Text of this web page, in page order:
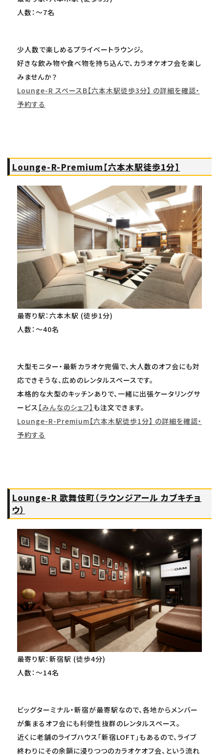
人数：～7名
少人数で楽しめるプライベートラウンジ。
好きな飲み物や食べ物を持ち込んで、カラオケオフ会を楽し
みませんか？
Lounge-R スペースB【六本木駅徒歩3分】 の詳細を確認・
予約する
Lounge-R-Premium【六本木駅徒歩1分】
最寄り駅：六本木駅 (徒歩1分)
人数：～40名
大型モニター・最新カラオケ完備で、大人数のオフ会にも対
応できそうな、広めのレンタルスペースです。
本格的な大型のキッチンありで、一緒に出張ケータリングサ
ービス 【みんなのシェフ】 も注文できます。
Lounge-R-Premium【六本木駅徒歩1分】 の詳細を確認・
予約する
Lounge-R 歌舞伎町（ラウンジアール カブキチョ
ウ）
最寄り駅：新宿駅 (徒歩4分)
人数：～14名
ビッグターミナル・新宿が最寄駅なので、各地からメンバー
が集まるオフ会にも利便性抜群のレンタルスペース。
近くに老舗のライブハウス「新宿LOFT」もあるので、ライブ
終わりにその余韻に浸りつつのカラオケオフ会、という流れ